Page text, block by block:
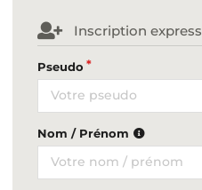
Inscription express
Pseudo
Nom / Prénom